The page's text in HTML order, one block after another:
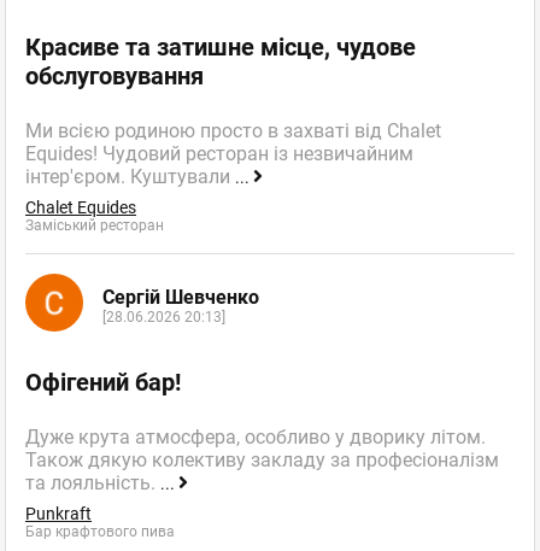
Красиве та затишне місце, чудове
обслуговування
Ми всією родиною просто в захваті від Chalet
Equides! Чудовий ресторан із незвичайним
інтер'єром. Куштували ...
Chalet Equides
Заміський ресторан
Сергій Шевченко
[28.06.2026 20:13]
Офігений бар!
Дуже крута атмосфера, особливо у дворику літом.
Також дякую колективу закладу за професіоналізм
та лояльність. ...
Punkraft
Бар крафтового пива